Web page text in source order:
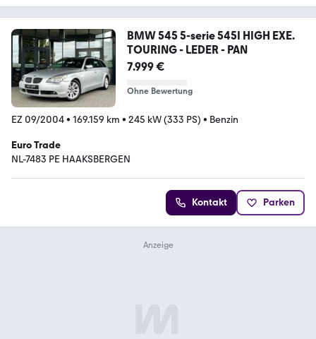
BMW 545 5-serie 545I HIGH EXE.
TOURING - LEDER - PAN
7.999 €
Ohne Bewertung
EZ 09/2004• 169.159 km • 245 kW (333 PS) • Benzin
Euro Trade
NL-7483 PE HAAKSBERGEN
Kontakt Parken